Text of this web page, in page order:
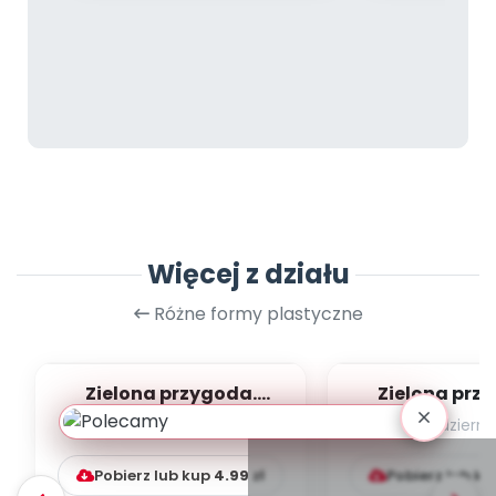
Więcej z działu
Różne formy plastyczne
Zielona przygoda.
Wiosenny medal
marzec 2024
Pobierz lub kup 4.99 zł
Zielona
Pobierz lub